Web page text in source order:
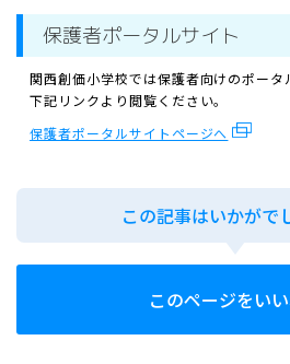
保護者ポータルサイト
関西創価小学校では保護者向けのポータ
下記リンクより閲覧ください。
保護者ポータルサイトページへ
この記事はいかがで
このページをい